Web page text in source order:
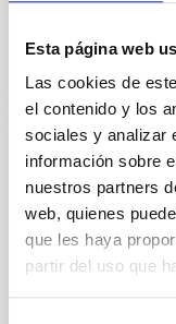
Esta página web
Las cookies de
el contenido y los
sociales y analizar
información sobre
nuestros partners
web, quienes
que les haya
partir del uso que
NOTA DE
Un planeta
metálico y
Científicos del